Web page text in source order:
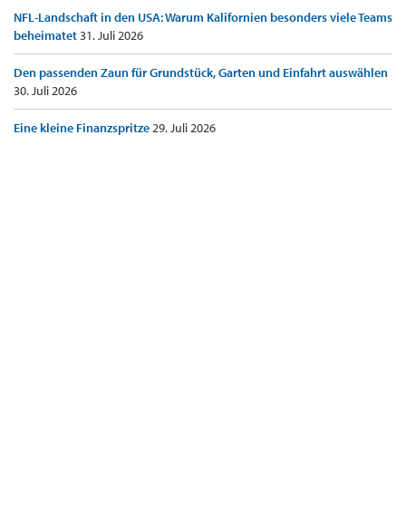
NFL-Landschaft in den USA: Warum Kalifornien besonders viele Teams
beheimatet31. Juli 2026
Den passenden Zaun für Grundstück, Garten und Einfahrt auswählen
30. Juli 2026
Eine kleine Finanzspritze29. Juli 2026